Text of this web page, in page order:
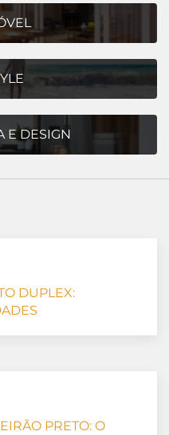
E DESIGN
DUPLEX:
PRETO: O